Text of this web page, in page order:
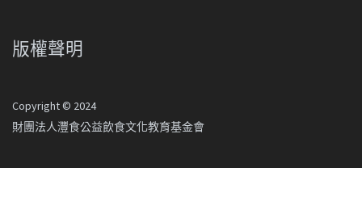
版權聲明
Copyright © 2024
財團法人灃食公益飲食文化教育基金會